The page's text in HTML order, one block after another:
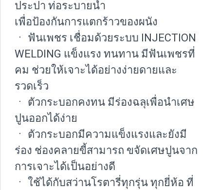
ประปา ท่อระบายน้ำ
เพื่อป้องกันการแตกร้าวของผนัง
ㆍ ฟันเพชร เชื่อมด้วยระบบ INJECTION
WELDING แข็งแรง ทนทาน มีฟันเพชรที่
คม ช่วยให้เจาะได้อย่างง่ายดายและ
รวดเร็ว
ㆍ ตัวกระบอกคงทน มีร่องฉลุเพื่อนำเศษ
ปูนออกได้ง่าย
ㆍ ตัวกระบอกมีความแข็งแรงและยังมี
ร่อง ช่องคลายขี้สามารถ ขจัดเศษปูนจาก
การเจาะได้เป็นอย่างดี
ㆍ ใช้ได้กับสว่านโรตารี่ทุกรุ่น ทุกยี่ห้อ ที่